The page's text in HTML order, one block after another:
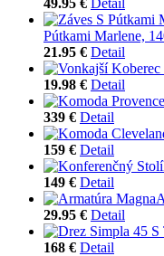
Pútkami Marlene,
21.95 € Detail
19.98 € Detail
339 € Detail
159 € Detail
149 € Detail
29.95 € Detail
168 € Detail